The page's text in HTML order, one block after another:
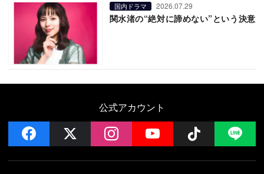
国内ドラマ 2026.07.29
関水渚の“絶対に諦めない”という決意
公式アカウント
facebook instagramYouTube Follow